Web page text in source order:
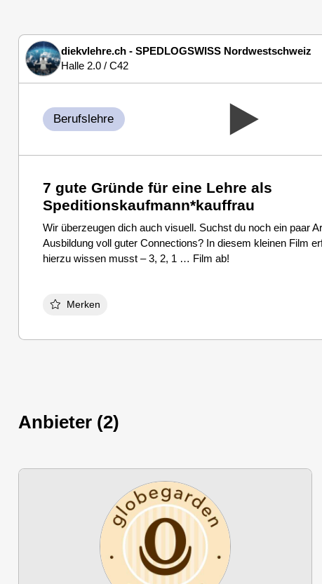
diekvlehre.ch - SPEDLOGSWISS Nordwestschweiz
Halle 2.0 / C42
Berufslehre
7 gute Gründe für eine Lehre als
Speditionskaufmann*kauffrau
Wir überzeugen dich auch visuell. Suchst du noch ein paar
Ausbildung voll guter Connections? In diesem kleinen Film
hierzu wissen musst – 3, 2, 1 … Film ab!
Merken
Anbieter (2)